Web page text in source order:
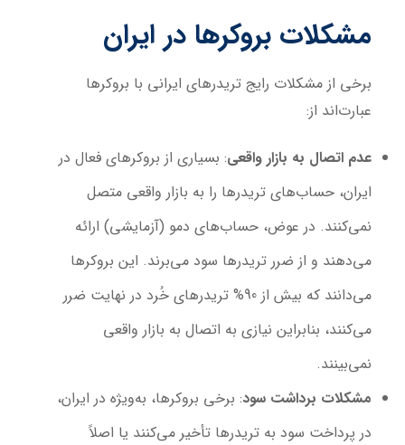
مشکلات بروکرها در ایران
برخی از مشکلات رایج تریدرهای ایرانی با بروکرها
عبارت‌اند از:
عدم اتصال به بازار واقعی: بسیاری از بروکرهای فعال در
ایران، حساب‌های تریدرها را به بازار واقعی متصل
نمی‌کنند. در عوض، حساب‌های دمو (آزمایشی) ارائه
می‌دهند و از ضرر تریدرها سود می‌برند. این بروکرها
می‌دانند که بیش از 90% تریدرهای خُرد در نهایت ضرر
می‌کنند، بنابراین نیازی به اتصال به بازار واقعی
نمی‌بینند.
مشکلات برداشت سود: برخی بروکرها، به‌ویژه در ایران،
در پرداخت سود به تریدرها تأخیر می‌کنند یا اصلاً